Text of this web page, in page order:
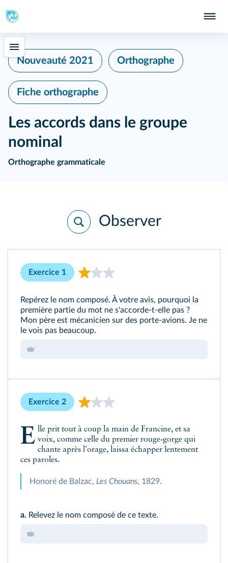
Nouveauté 2021 Orthographe
Fiche orthographe
Les accords dans le groupe
nominal
Orthographe grammaticale
Observer
Exercice 1
Repérez le nom composé. À votre avis, pourquoi la
première partie du mot ne s'accorde‑t‑elle pas ?
Mon père est mécanicien sur des porte‑avions. Je ne
le vois pas beaucoup.
Exercice 2
Elle prit tout à coup la main de Francine, et sa voix, comme celle du premier rouge‑gorge qui
chante après l'orage, laissa échapper lentement
ces paroles.
Honoré de Balzac, Les Chouans, 1829.
a. Relevez le nom composé de ce texte.